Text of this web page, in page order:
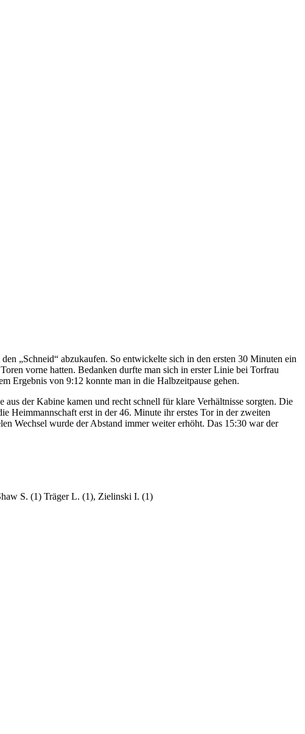
„Schneid“ abzukaufen. So entwickelte sich in den ersten 30 Minuten ein
vorne hatten. Bedanken durfte man sich in erster Linie bei Torfrau
Ergebnis von 9:12 konnte man in die Halbzeitpause gehen.
der Kabine kamen und recht schnell für klare Verhältnisse sorgten. Die
Heimmannschaft erst in der 46. Minute ihr erstes Tor in der zweiten
Wechsel wurde der Abstand immer weiter erhöht. Das 15:30 war der
S. (1) Träger L. (1), Zielinski I. (1)